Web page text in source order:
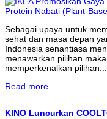
Sebagai upaya untuk
sehat dan masa depan
Indonesia senantiasa
menawarkan pilihan
memperkenalkan pilihan...
Read more
KINO Luncurkan